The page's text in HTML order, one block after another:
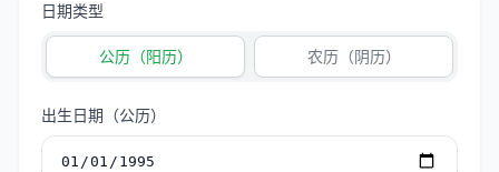
日期类型
公历（阳历） 农历（阴历）
出生日期（公历）